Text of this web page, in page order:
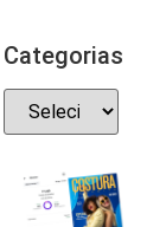
Categorias